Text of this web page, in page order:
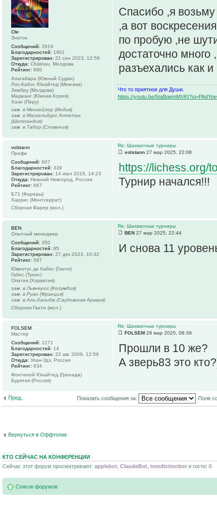
Спасибо ,я
,а вот
по пробую ,не
достаточно
разъехались как
Что то приятное для Души.
https://youtu.be/
Ole
Знаток
Сообщений: 2619
Благодарностей: 1901
Зарегистрирован: 21 сен 2023, 12:59
Откуда: Chisinau, Молдова
Рейтинг: 680
Альтабара (Южный Судан)
Лос-Кабос Юнайтед (Мексика)
Зимбру (Молдова)
Маджанг (Южная Корея)
Хаэн (Перу)
зам. в Менгейлор (Индия)
зам. в Массельбург Атлетик
(Шотландия)
зам. в Табор (Словения)
Re: Шахматные турниры
volstann 27 мар 2025, 22:08
https://lichess.org/
Турнир начался!!!
volstann
Профи
Сообщений: 607
Благодарностей: 339
Зарегистрирован: 14 июл 2015, 14:23
Откуда: Нижний Новгород, Россия
Рейтинг: 667
Б71 (Фареры)
Харрис (Монтсеррат)
Сборная Фарер (мол.)
Re: Шахматные турниры
BEN 27 мар 2025, 22:44
И снова 11
BEN
Опытный менеджер
Сообщений: 350
Благодарностей: 85
Зарегистрирован: 27 дек 2023, 10:42
Рейтинг: 597
Ювентус де Кайес (Гаити)
Габес (Тунис)
Опатия (Хорватия)
зам. в Льянерос (Колумбия)
зам. в Руан (Франция)
зам. в Аль-Халидж (Саудовская Аравия)
Сборная Гаити (мол.)
Re: Шахматные турниры
FOLSEM 28 мар 2025, 08:39
Прошли в 10 же?
А зверь83 это
FOLSEM
Мастер
Сообщений: 1271
Благодарностей: 14
Зарегистрирован: 22 авг 2009, 12:59
Откуда: Улан-Удэ, Россия
Рейтинг: 634
Фонтеной Юнайтед (Гренада)
Бурятия (Россия)
Пред. Показать сообщения за: Поле
Вернуться в Оффтопик
КТО СЕЙЧАС НА КОНФЕРЕНЦИИ
Сейчас этот форум просматривают: applebot ClaudeBot trendictionbot и гости: 0
Список форумов